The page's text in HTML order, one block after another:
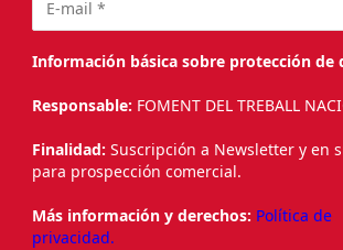
Información básica sobre protección de
Responsable: FOMENT DEL TREBALL
Finalidad: Suscripción a Newsletter y en
para prospección comercial.
Más información y derechos: Política de
privacidad.